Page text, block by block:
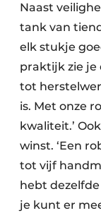
Naast
tank van
elk stukje
praktijk zie je
tot
is. Met onze
kwaliteit.’
winst. ‘Een
tot vijf
hebt
je kunt er